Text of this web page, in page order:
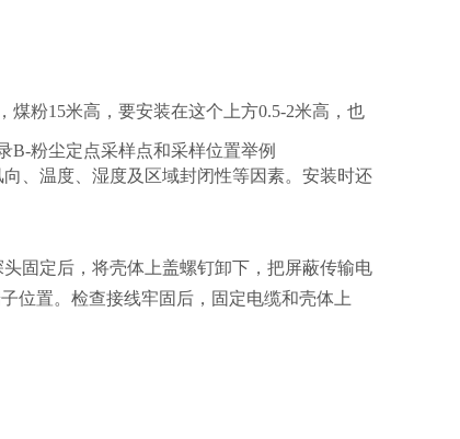
粉15米高，要安装在这个上方0.5-2米高，也
B-粉尘定点采样点和采样位置举例
、温度、湿度及区域封闭性等因素。安装时还
固定后，将壳体上盖螺钉卸下，把屏蔽传输电
位置。检查接线牢固后，固定电缆和壳体上